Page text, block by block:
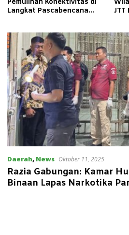
Pemulihan Konektivitas di
Langkat Pascabencana
JTT
Daerah, News Oktober 11, 2025
Razia Gabungan: Kamar
Binaan Lapas Narkotika